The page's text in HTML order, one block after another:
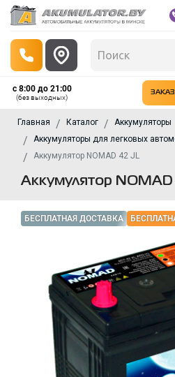
с 8:00 до 21:00
(без выходных)
Главная Каталог
Аккумуляторы
Аккумуляторы для легковых
Аккумулятор NOMAD 42 JL
Аккумулятор
БЕСПЛАТНАЯ ДОСТАВКА